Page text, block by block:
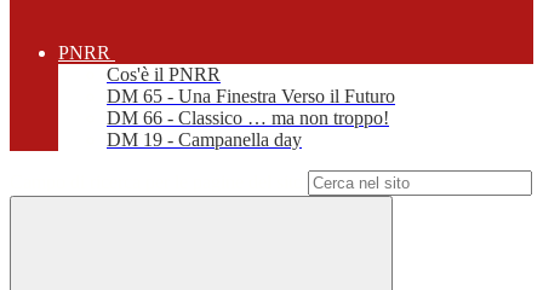
PNRR
Cos'è il PNRR
DM 65 - Una Finestra Verso il Futuro
DM 66 - Classico … ma non troppo!
DM 19 - Campanella day